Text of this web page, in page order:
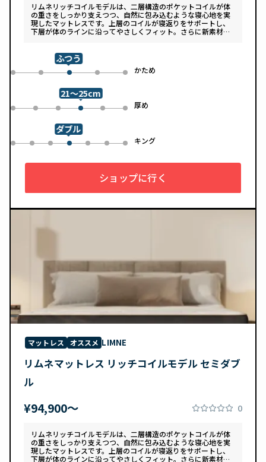
リムネリッチコイルモデルは、二層構造のポケットコイルが体
の重さをしっかり支えつつ、自然に包み込むような寝心地を実
現したマットレスです。上層のコイルが寝返りをサポートし、
下層が体のラインに沿ってやさしくフィット。さらに新素材
ンで、カバーは自宅で洗濯可能。清潔さと快適さの両方を追求
した一枚です。
0 1 2
ふつう
3 かため
4
0 1 2 3
21～25cm
4 厚め
5
0 1 2 3
ダブル
4 5 キング
6
ショップに行く
マットレス オススメ LIMNE
リムネマットレス リッチコイルモデル セミダブ
ル
¥94,900〜 0
リムネリッチコイルモデルは、二層構造のポケットコイルが体
の重さをしっかり支えつつ、自然に包み込むような寝心地を実
現したマットレスです。上層のコイルが寝返りをサポートし、
下層が体のラインに沿ってやさしくフィット。さらに新素材